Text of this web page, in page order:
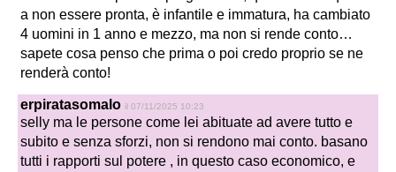
a non essere pronta, è infantile e immatura, ha cambiato
4 uomini in 1 anno e mezzo, ma non si rende conto…
sapete cosa penso che prima o poi credo proprio se ne
renderà conto!
erpiratasomalo il 07/11/2025 10:23
selly ma le persone come lei abituate ad avere tutto e
subito e senza sforzi, non si rendono mai conto. basano
tutti i rapporti sul potere , in questo caso economico, e